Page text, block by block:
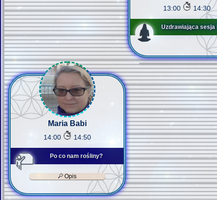
13:00 14:30
Uzdrawiająca sesja
Maria Babi
14:00 14:50
Po co nam rośliny?
Opis